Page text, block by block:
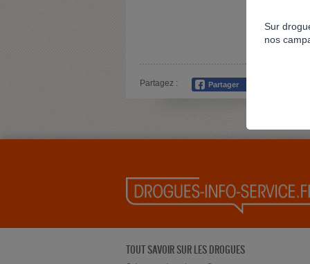
Partagez :
TOUT SAVOIR SUR LES DROGUES
Sur
nos